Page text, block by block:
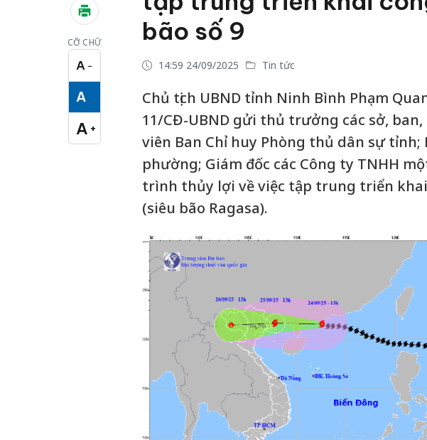
CỠ CHỮ
A −
Cỡ chữ nhỏ
A
Cỡ chữ vừa
A +
Cỡ chữ lớn
bão số 9
14:59 24/09/2025 Tin tức
Chủ tịch UBND tỉnh Ninh Bình Phạm
11/CĐ-UBND gửi thủ trưởng các sở,
viên Ban Chỉ huy Phòng thủ dân sự tỉnh;
phường; Giám đốc các Công ty TNHH
trình thủy lợi về việc tập trung triển
(siêu bão Ragasa).